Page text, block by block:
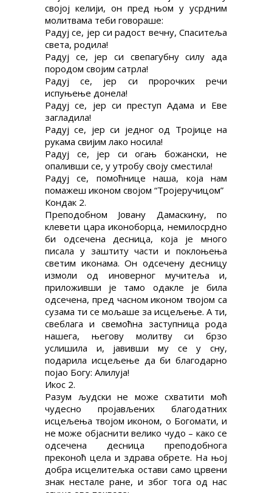
својој келији, он пред њом у усрдним
молитвама теби говораше:
Радуј се, јер си радост вечну, Спаситеља
света, родила!
Радуј се, јер си свепагубну силу ада
породом својим сатрла!
Радуј се, јер си пророчких речи
испуњење донела!
Радуј се, јер си преступ Адама и Еве
загладила!
Радуј се, јер си једног од Тројице на
рукама свијим лако носила!
Радуј се, јер си огањ божански, не
опаливши се, у утробу своју сместила!
Радуј се, помоћнице наша, која нам
помажеш иконом својом “Тројеручицом”
Кондак 2.
Преподобном Јовану Дамаскину, по
клевети цара иконоборца, немилосрдно
би одсечена десница, која је много
писала у заштиту части и поклоњења
светим иконама. Он одсечену десницу
измоли од иноверног мучитеља и,
приложивши је тамо одакле је била
одсечена, пред часном иконом твојом са
сузама ти се мољаше за исцељење. А ти,
свеблага и свемоћна заступница рода
нашега, његову молитву си брзо
услишила и, јавивши му се у сну,
подарила исцељење да би благодарно
појао Богу: Алилуја!
Икос 2.
Разум људски не може схватити моћ
чудесно пројављених благодатних
исцељења твојом иконом, о Богомати, и
не може објаснити велико чудо – како се
одсечена десница преподобнога
преконоћ цела и здрава обрете. На њој
добра исцелитељка остави само црвени
знак нестале ране, и због тога од нас